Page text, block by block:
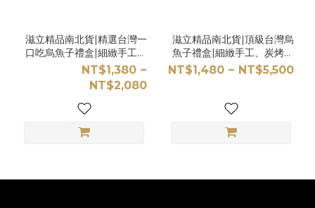
滋立精品南北貨|精選台灣一
口吃烏魚子禮盒|細緻手工、
炭烤鹹香、彈牙口感、海的
精緻呈現，與親友共享的高
級美味
NT$1,380 ~
NT$2,080
滋立精品南北貨|頂級台灣烏
魚子禮盒|細緻手工、炭烤鹹
香、彈牙口感、海的精緻呈
現，與親友共享的高級美味
NT$1,480 ~ NT$5,500